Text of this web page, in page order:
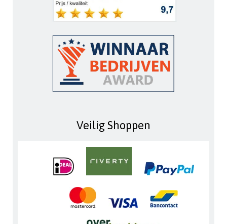
Veilig Shoppen